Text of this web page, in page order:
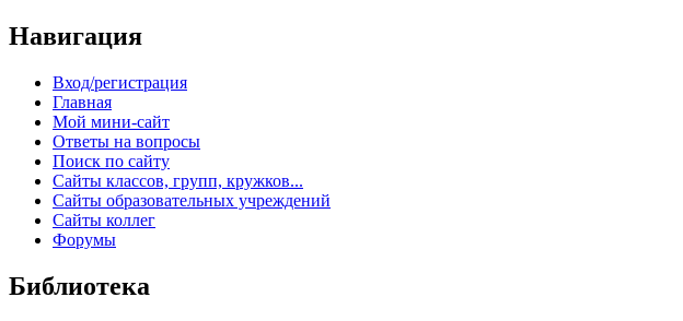
Навигация
Вход/регистрация
Главная
Мой мини-сайт
Ответы на вопросы
Поиск по сайту
Сайты классов, групп, кружков...
Сайты образовательных учреждений
Сайты коллег
Форумы
Библиотека